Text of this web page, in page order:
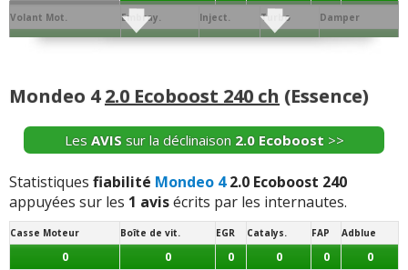
Volant Mot. Embray. Inject. Turbo Damper
0 0 0 0 0
0 0 0 0 0 0
Démar. Echang. / refroid. Ppe à Eau Ppe à huile Sonde / capteur Débitm.
0 0 0 0 0 0
Segment. AAC Dephaseur Soupapes Bielle Collecteur
0 0 0 0 1
Vos témoignages :
Mondeo 42.0 Ecoboost 240 ch (Essence)
Les AVIS sur la déclinaison 2.0 Ecoboost >>
Statistiques fiabilité Mondeo 42.0 Ecoboost 240
appuyées sur les 1 avisécrits par les internautes.
Casse Moteur Boîte de vit. EGR Catalys. FAP Adblue
0 0 0 0 0 0